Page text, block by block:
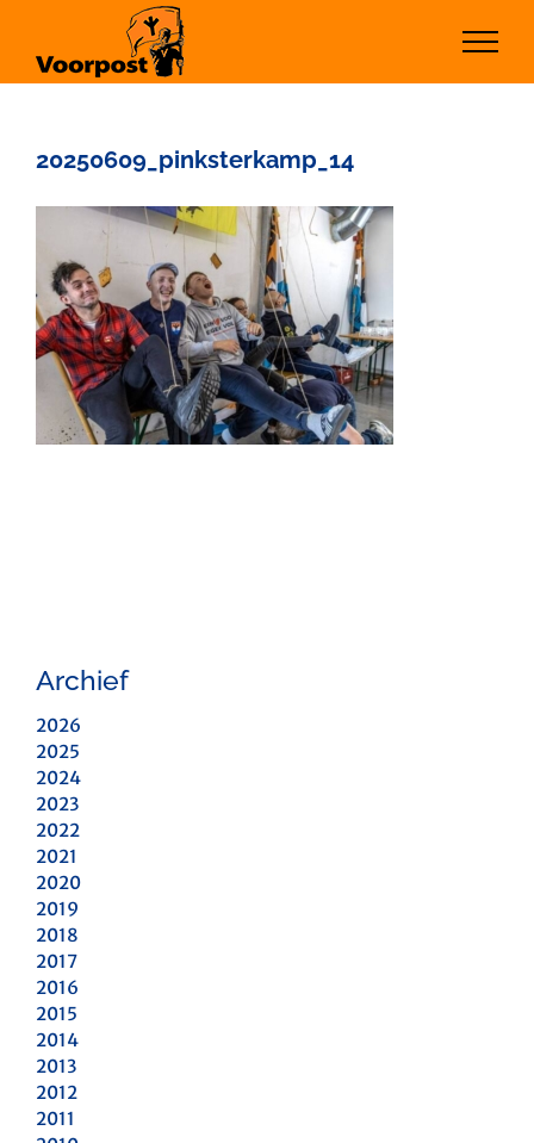
inhoud
20250609_pinksterkamp_14
Archief
2026
2025
2024
2023
2022
2021
2020
2019
2018
2017
2016
2015
2014
2013
2012
2011